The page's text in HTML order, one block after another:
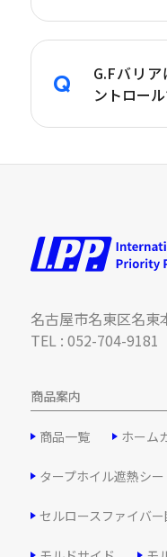
G.Fバリ
ントロー
名古屋市名東区名東
TEL : 052-704-9181
商品案内
商品一覧 ホーム
タープホイル遮熱シー
セルロースファイバ